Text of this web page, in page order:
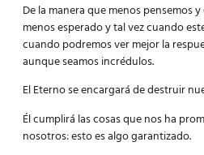
De la manera que menos pensemos
menos esperado y tal vez cuando
cuando podremos ver mejor la
aunque seamos incrédulos.
El Eterno se encargará de destruir
Él cumplirá las cosas que nos ha
nosotros: esto es algo garantizado.